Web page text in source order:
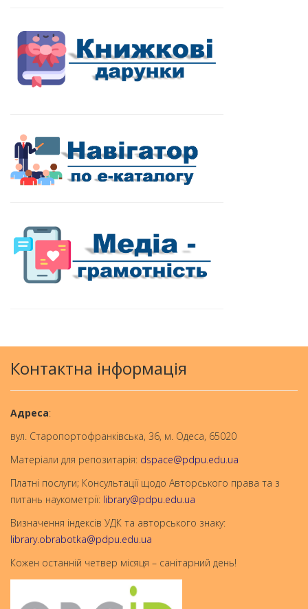
Контактна інформація
Aдреса:
вул. Старопортофранківська, 36, м. Одеса, 65020
Матеріали для репозитарія: dspace@pdpu.edu.ua
Платні послуги; Консультації щодо Авторського права та з
питань наукометрії: library@pdpu.edu.ua
Визначення індексів УДК та авторського знаку:
library.obrabotka@pdpu.edu.ua
Кожен останній четвер місяця – санітарний день!